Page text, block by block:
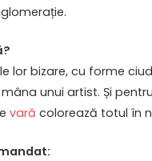
lor bizare, cu forme
unui artist. Și
vară colorează totul în